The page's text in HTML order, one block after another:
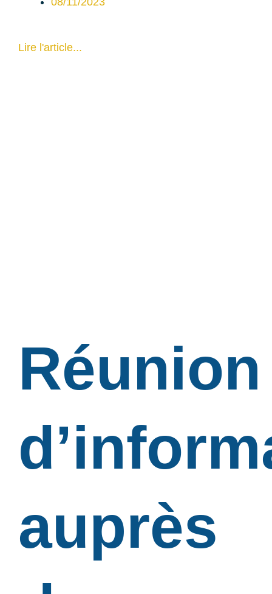
Lire l'article...
Réunion
auprès